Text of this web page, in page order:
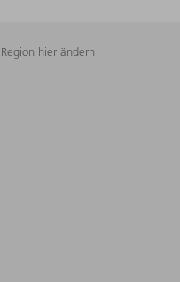
hier ändern